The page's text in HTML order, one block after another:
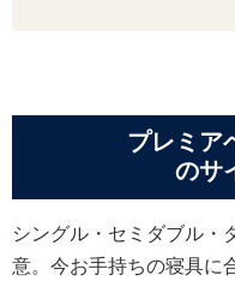
プレミア
のサ
シングル・セミダブル・
意。今お手持ちの寝具に